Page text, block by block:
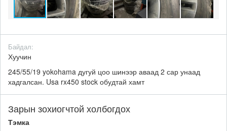
Байдал:
Хуучин
245/55/19 yokohama дугуй цоо шинээр аваад 2 сар унаад
хадгалсан. Usa rx450 stock обудтай хамт
Зарын зохиогчтой холбогдох
Тэмка